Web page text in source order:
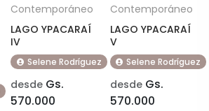
Contemporáneo
LAGO YPACARAÍ
IV
Selene Rodríguez
desde Gs.
570.000
Contemporáneo
LAGO YPACARAÍ
V
Selene Rodríguez
desdeGs.
570.000